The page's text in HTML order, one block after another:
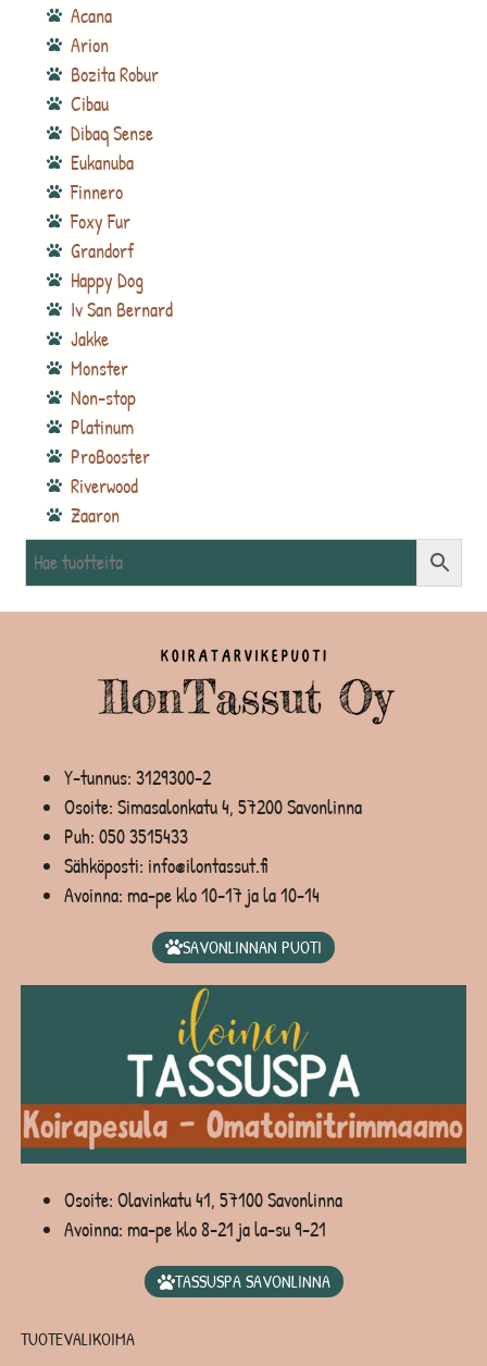
Acana
Arion
Bozita Robur
Cibau
Dibaq Sense
Eukanuba
Finnero
Foxy Fur
Grandorf
Happy Dog
Iv San Bernard
Jakke
Monster
Non-stop
Platinum
ProBooster
Riverwood
Zaaron
Y-tunnus: 3129300-2
Osoite: Simasalonkatu 4, 57200 Savonlinna
Puh: 050 3515433
Sähköposti: info@ilontassut.fi
Avoinna: ma-pe klo 10-17 ja la 10-14
SAVONLINNAN PUOTI
Osoite: Olavinkatu 41, 57100 Savonlinna
Avoinna: ma-pe klo 8-21 ja la-su 9-21
TASSUSPA SAVONLINNA
TUOTEVALIKOIMA